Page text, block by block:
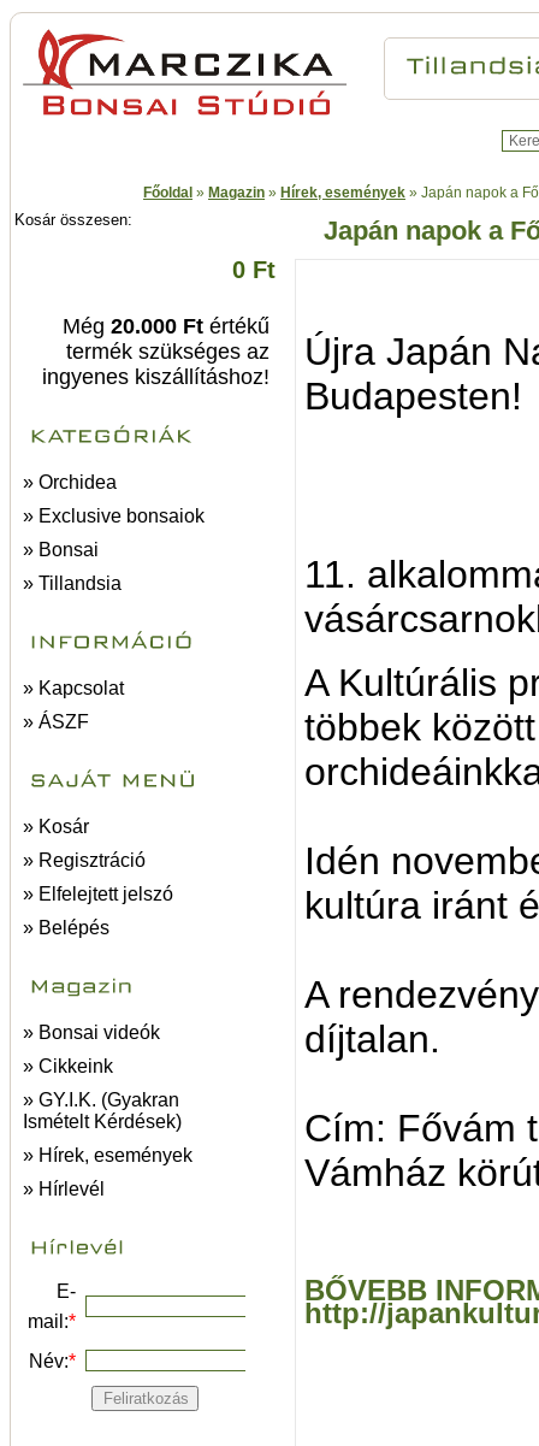
Főoldal » Magazin » Hírek, események » Japán napok a
Kosár összesen:
0 Ft
Még 20.000 Ft értékű
termék szükséges az
ingyenes kiszállításhoz!
» Orchidea
» Exclusive bonsaiok
» Bonsai
» Tillandsia
» Kapcsolat
» ÁSZF
» Kosár
» Regisztráció
» Elfelejtett jelszó
» Belépés
» Bonsai videók
» Cikkeink
» GY.I.K. (Gyakran
Ismételt Kérdések)
» Hírek, események
» Hírlevél
E-
mail:*
Név:*
Japán napok a
Újra Japán
Budapesten!
11.
A Kultúrális
többek
Idén
kultúra iránt
A
díjtalan.
Cím: Fővám
Vámház
BŐVEBB
http://